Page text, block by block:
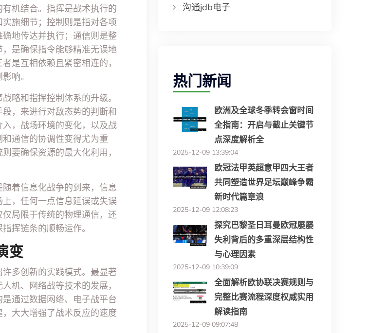
机结合。指挥是战术执行的
施细节；控制则是指对各项
地传达并执行；通信则是整
是确保指令能够精准无误地
是互相依赖且紧密相连的，
响。
略和指挥控制体系的升级。
，来进行对敌态势的判断和
，战场环境的变化，以及战
通信的协调性变得尤为重
要确保资源的最大化利用，
着信息化战争的到来，信息
，任何一点信息延误或失误
局限于传统的物理通信，还
挥链条的顺畅运作。
变
多创新的实践模式。最显著
机、网络战等技术的发展，
通过数据网络、电子战平台
大大增强了战术反应的速度
沟通jdb电子
热门新闻
欧洲及全球冬季转会窗时间
全指南：开启与截止关键节
点深度解析全
2025-12-09 13:39:04
欧冠法甲英超意甲四大王者
共同塑造世界足坛巅峰争霸
新时代篇章浪
2025-12-09 12:08:23
探究巴黎圣日耳曼欧冠屡屡
失利背后的多重深层结构性
与心理因素
2025-12-09 10:39:09
全面解析欧协联决赛规则与
完整比赛流程深度权威实用
解读指南
2025-12-09 09:07:48